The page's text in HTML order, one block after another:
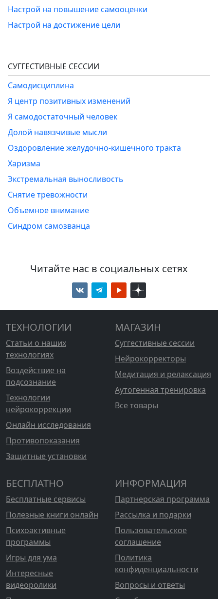
Настрой на повышение самооценки
Настрой на достижение цели
СУГГЕСТИВНЫЕ СЕССИИ
Самодисциплина
Я центр позитивных изменений
Я самодостаточный человек
Долой навязчивые мысли
Оздоровление желудочно-кишечного тракта
Харизма
Экстремальная выносливость
Снятие тревожности
Объемное внимание
Синдром самозванца
Читайте нас в социальных сетях
ТЕХНОЛОГИИ
Статьи о наших
технологиях
Воздействие на
подсознание
Технологии
нейрокоррекции
Онлайн исследования
Противопоказания
Защитные установки
МАГАЗИН
Суггестивные сессии
Нейрокорректоры
Медитация и релаксация
Аутогенная тренировка
Все товары
БЕСПЛАТНО
Бесплатные сервисы
Полезные книги онлайн
Психоактивные
программы
Игры для ума
Интересные
видеоролики
ИНФОРМАЦИЯ
Партнерская программа
Рассылка и подарки
Пользовательское
соглашение
Политика
конфиденциальности
Вопросы и ответы